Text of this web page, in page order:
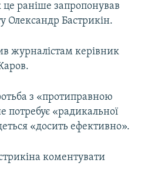
це раніше запропонував
Олександр Бастрикін.
журналістам керівник
з «протиправною
потребує «радикальної
«досить ефективно».
коментувати